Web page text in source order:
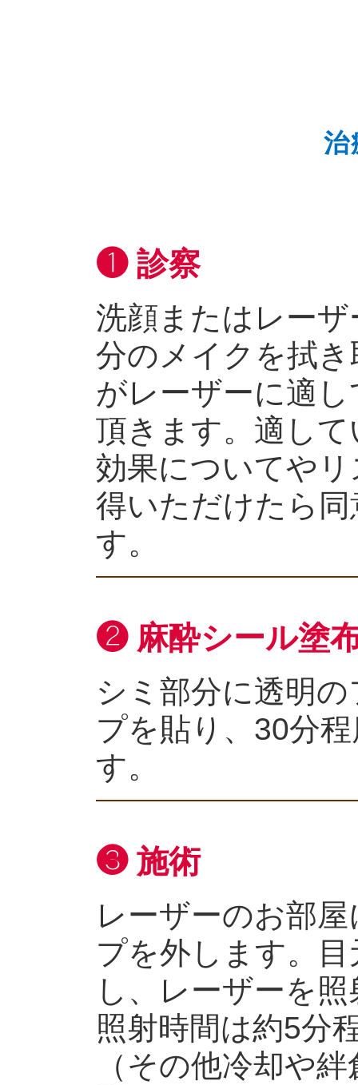
治
❶ 診察
洗顔またはレー
分のメイクを拭
がレーザーに適
頂きます。適し
効果についてや
得いただけたら
す。
❷ 麻酔シール塗
シミ部分に透明
プを貼り、30分
す。
❸ 施術
レーザーのお部
プを外します。
し、レーザーを
照射時間は約5分
（その他冷却や